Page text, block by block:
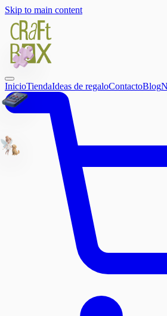
Skip to main content
InicioTiendaIdeas de regaloContactoBlog